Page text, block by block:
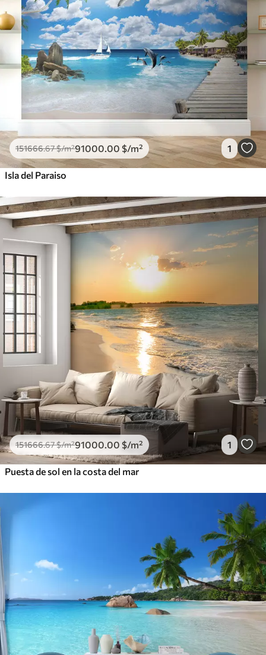
151666.67$/m²91000 .00 $/m² 1
Isla del Paraiso
151666.67$/m²91000 .00 $/m² 1
Puesta de sol en la costa del mar